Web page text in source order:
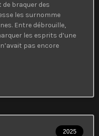
braquer des
les surnomme
Entre débrouille,
les esprits d’une
pas encore
2025